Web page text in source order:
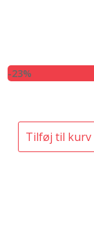
-23%
Tilføj til kurv